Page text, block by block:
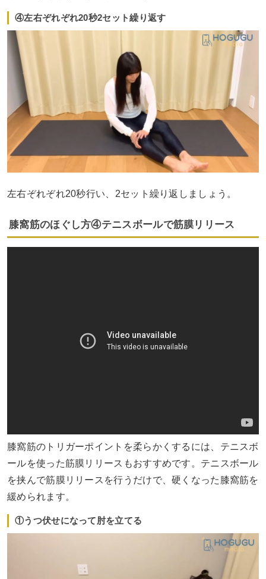
④左右ぞれぞれ20秒2セット繰り返す
左右ぞれぞれ20秒行い、2セット繰り返しましょう。
膝窩筋のほぐし方④テニスボールで筋膜リリース
膝窩筋のトリガーポイントを柔らかくするには、テニスボ
ールを使った筋膜リリースもおすすめです。テニスボール
を挟んで筋膜リリースを行うだけで、硬くなった膝窩筋を
緩められます。
①うつ伏せになって肘を立てる